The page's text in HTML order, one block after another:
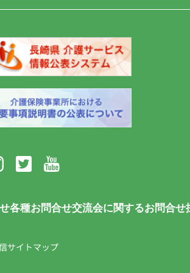
各種お問合せ交流会に関するお問合せ
サイトマップ